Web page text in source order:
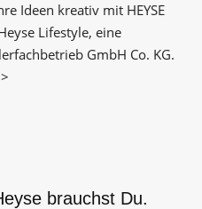
Ideen kreativ mit HEYSE
Lifestyle, eine
GmbH Co. KG.
brauchst Du.